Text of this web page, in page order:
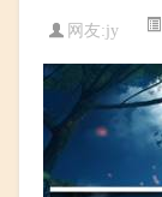
网友:jy